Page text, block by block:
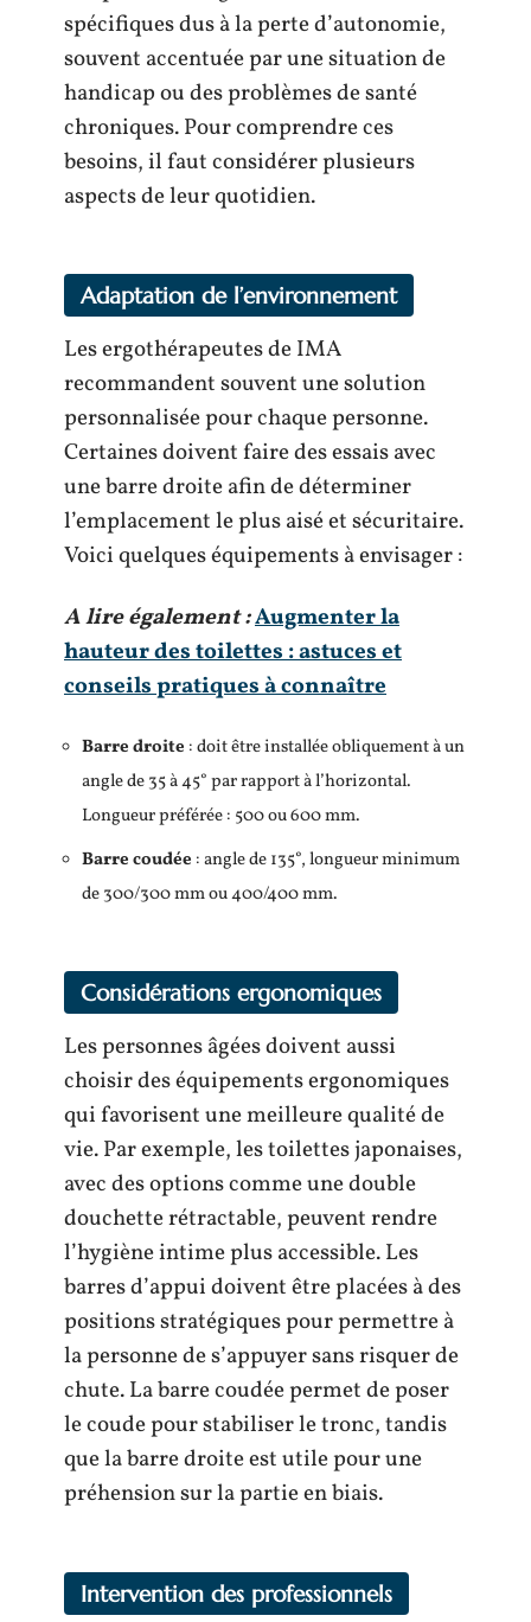
spécifiques dus à la perte d’autonomie,
souvent accentuée par une situation de
handicap ou des problèmes de santé
chroniques. Pour comprendre ces
besoins, il faut considérer plusieurs
aspects de leur quotidien.
Adaptation de l’environnement
Les ergothérapeutes de IMA
recommandent souvent une solution
personnalisée pour chaque personne.
Certaines doivent faire des essais avec
une barre droite afin de déterminer
l’emplacement le plus aisé et sécuritaire.
Voici quelques équipements à envisager :
A lire également :Augmenter la
hauteur des toilettes : astuces et
conseils pratiques à connaître
Barre droite : doit être installée obliquement à un
angle de 35 à 45° par rapport à l’horizontal.
Longueur préférée : 500 ou 600 mm.
Barre coudée : angle de 135°, longueur minimum
de 300/300 mm ou 400/400 mm.
Considérations ergonomiques
Les personnes âgées doivent aussi
choisir des équipements ergonomiques
qui favorisent une meilleure qualité de
vie. Par exemple, les toilettes japonaises,
avec des options comme une double
douchette rétractable, peuvent rendre
l’hygiène intime plus accessible. Les
barres d’appui doivent être placées à des
positions stratégiques pour permettre à
la personne de s’appuyer sans risquer de
chute. La barre coudée permet de poser
le coude pour stabiliser le tronc, tandis
que la barre droite est utile pour une
préhension sur la partie en biais.
Intervention des professionnels